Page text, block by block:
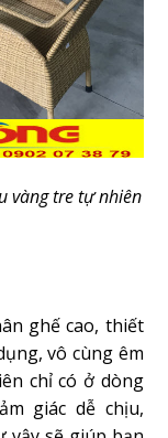
vàng tre tự nhiên
ghế cao, thiết
vô cùng êm
chỉ có ở dòng
giác dễ chịu,